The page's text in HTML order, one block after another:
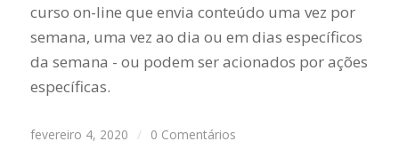
curso on-line que envia conteúdo uma vez por
semana, uma vez ao dia ou em dias específicos
da semana - ou podem ser acionados por ações
específicas.
fevereiro 4, 2020 / 0 Comentários